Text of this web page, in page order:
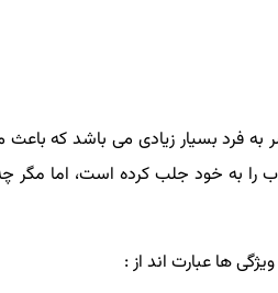
به فرد بسیار زیادی می باشد
ها عبارت اند از :